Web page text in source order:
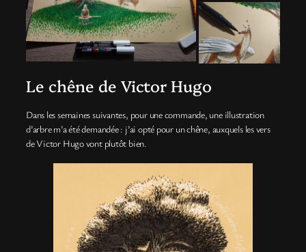
Le chêne de Victor Hugo
Dans les semaines suivantes, pour une commande, une illustration
d’arbre m’a été demandée : j’ai opté pour un chêne, auxquels les vers
de Victor Hugo vont plutôt bien.